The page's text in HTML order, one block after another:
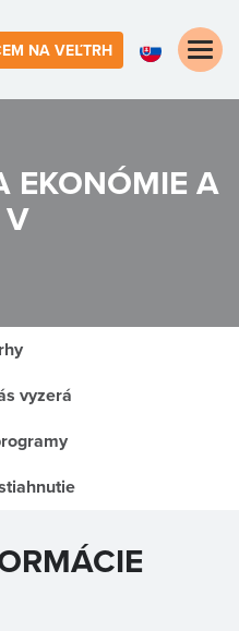
NA VEĽTRH
Toggle
EKONÓMIE A
vyzerá